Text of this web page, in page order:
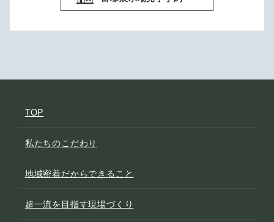
TOP
私たちのこだわり
地域密着だからできること
超一流を目指す現場づくり